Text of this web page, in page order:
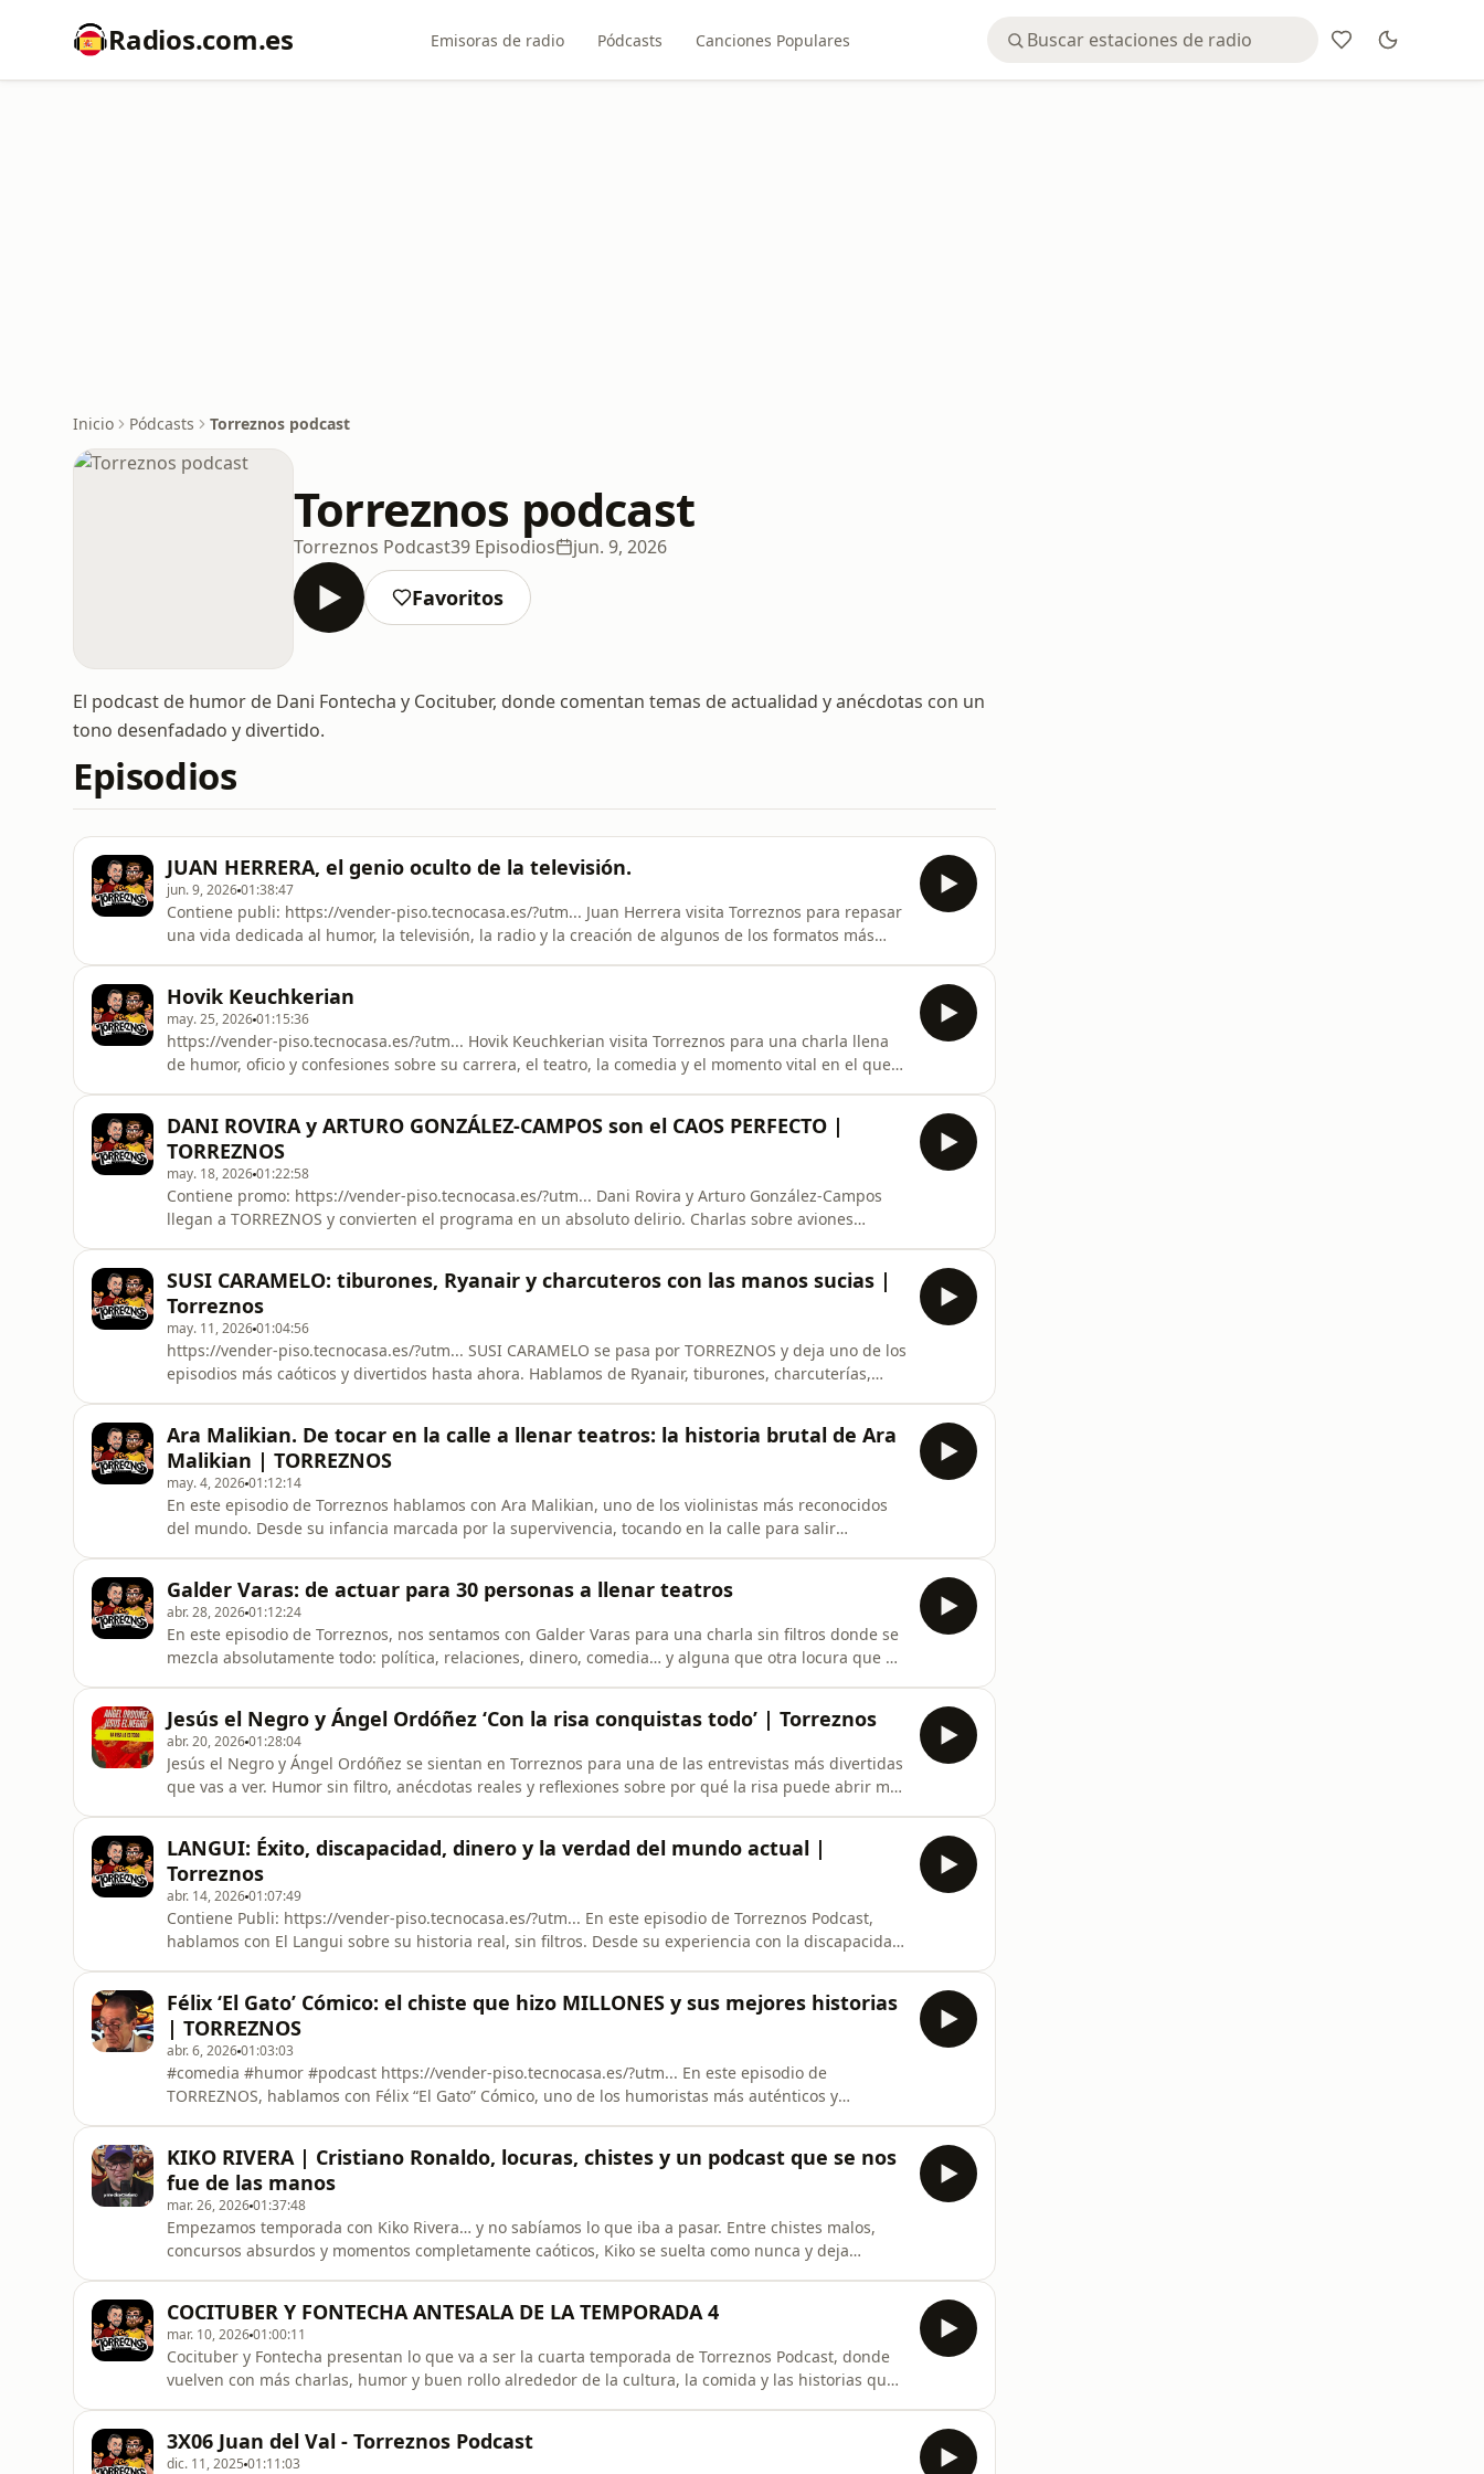
Radios.com.es Emisoras de radio Pódcasts Canciones Populares
Inicio Pódcasts Torreznos podcast
Torreznos podcast
Torreznos Podcast39 Episodios jun. 9, 2026
Favoritos
El podcast de humor de Dani Fontecha y Cocituber, donde comentan temas de actualidad y anécdotas con un
tono desenfadado y divertido.
Episodios
JUAN HERRERA, el genio oculto de la televisión.
jun. 9, 202601:38:47
Contiene publi: https://vender-piso.tecnocasa.es/?utm... Juan Herrera visita Torreznos para repasar
una vida dedicada al humor, la televisión, la radio y la creación de algunos de los formatos más
Enrique San Fran
Hovik Keuchkerian
may. 25, 202601:15:36
https://vender-piso.tecnocasa.es/?utm... Hovik Keuchkerian visita Torreznos para una charla llena
de humor, oficio y confesiones sobre su carrera, el teatro, la comedia y el momento vital en el que
del mítico monólogo de Croquetas, su regreso al stand up con Grito, el éxito de Reina Roja, la
presión d
DANI ROVIRA y ARTURO GONZÁLEZ-CAMPOS son el CAOS PERFECTO |
TORREZNOS
may. 18, 202601:22:58
Contiene promo: https://vender-piso.tecnocasa.es/?utm... Dani Rovira y Arturo González-Campos
llegan a TORREZNOS y convierten el programa en un absoluto delirio. Charlas sobre aviones
química espectacular. U
SUSI CARAMELO: tiburones, Ryanair y charcuteros con las manos sucias |
Torreznos
may. 11, 202601:04:56
https://vender-piso.tecnocasa.es/?utm... SUSI CARAMELO se pasa por TORREZNOS y deja uno de los
episodios más caóticos y divertidos hasta ahora. Hablamos de Ryanair, tiburones, charcuterías,
anécdotas sur
Ara Malikian. De tocar en la calle a llenar teatros: la historia brutal de Ara
Malikian | TORREZNOS
may. 4, 202601:12:14
En este episodio de Torreznos hablamos con Ara Malikian, uno de los violinistas más reconocidos
del mundo. Desde su infancia marcada por la supervivencia, tocando en la calle para salir
obligación Su etapa
Galder Varas: de actuar para 30 personas a llenar teatros
abr. 28, 202601:12:24
En este episodio de Torreznos, nos sentamos con Galder Varas para una charla sin filtros donde se
mezcla absolutamente todo: política, relaciones, dinero, comedia… y alguna que otra locura que no
llenar salas, sus opiniones más polémicas sobre vivienda y sociedad, y momentos surrealistas que
solo pueden p
Jesús el Negro y Ángel Ordóñez ‘Con la risa conquistas todo’ | Torreznos
abr. 20, 202601:28:04
Jesús el Negro y Ángel Ordóñez se sientan en Torreznos para una de las entrevistas más divertidas
que vas a ver. Humor sin filtro, anécdotas reales y reflexiones sobre por qué la risa puede abrir más
surrealistas, este episodio mezcla comedia pura con conversaciones que te hacen pensar. Porque
sí, reírse está bie
LANGUI: Éxito, discapacidad, dinero y la verdad del mundo actual |
Torreznos
abr. 14, 202601:07:49
Contiene Publi: https://vender-piso.tecnocasa.es/?utm... En este episodio de Torreznos Podcast,
hablamos con El Langui sobre su historia real, sin filtros. Desde su experiencia con la discapacidad
profundas y ané
Félix ‘El Gato’ Cómico: el chiste que hizo MILLONES y sus mejores historias
| TORREZNOS
abr. 6, 202601:03:03
#comedia #humor #podcast https://vender-piso.tecnocasa.es/?utm... En este episodio de
TORREZNOS, hablamos con Félix “El Gato” Cómico, uno de los humoristas más auténticos y
pasan en el mundo del humor. ⏱️ E
KIKO RIVERA | Cristiano Ronaldo, locuras, chistes y un podcast que se nos
fue de las manos
mar. 26, 202601:37:48
Empezamos temporada con Kiko Rivera… y no sabíamos lo que iba a pasar. Entre chistes malos,
concursos absurdos y momentos completamente caóticos, Kiko se suelta como nunca y deja
este episodio mezcla humor, emo
COCITUBER Y FONTECHA ANTESALA DE LA TEMPORADA 4
mar. 10, 202601:00:11
Cocituber y Fontecha presentan lo que va a ser la cuarta temporada de Torreznos Podcast, donde
vuelven con más charlas, humor y buen rollo alrededor de la cultura, la comida y las historias que
3X06 Juan del Val - Torreznos Podcast
dic. 11, 2025 01:11:03